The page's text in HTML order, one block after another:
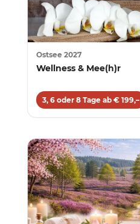
Ostsee 2027
Wellness & Mee(h)r
3, 6 oder 8 Tage ab € 199,–